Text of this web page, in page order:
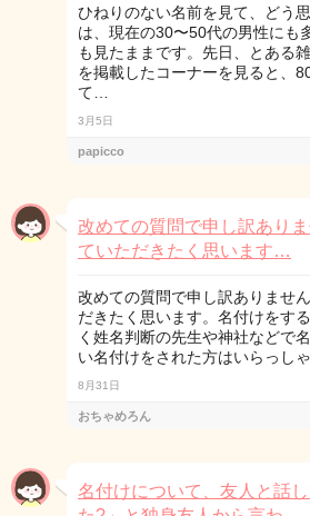
ひねりのない名前を見て、どう
は、現在の30〜50代の男性にも
も見たままです。先日、とある
を掲載したコーナーを見ると、
て…
3月5日
papicco
改めての質問で申し訳あり
ていただきたく思います…
改めての質問で申し訳ありませ
だきたく思います。名付けをす
く姓名判断の先生や神社などで
い名付けをされた方はいらっし
8月31日
おちゃめろん
名付けについて、友人と話